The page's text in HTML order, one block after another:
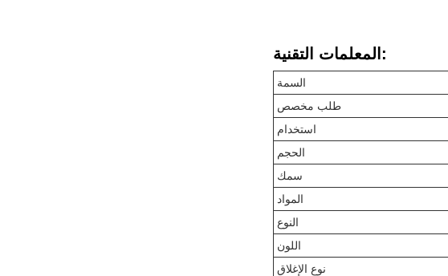
المعلمات التقنية:
السمة
طلب مخصص
استخدام
الحجم
سمك
المواد
النوع
اللون
نوع الإغلاق